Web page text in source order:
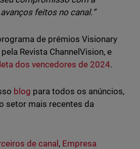
feitos no canal.”
de prémios Visionary
Revista ChannelVision, e
dos vencedores de 2024.
blog para todos os anúncios,
setor mais recentes da
de canal, Empresa